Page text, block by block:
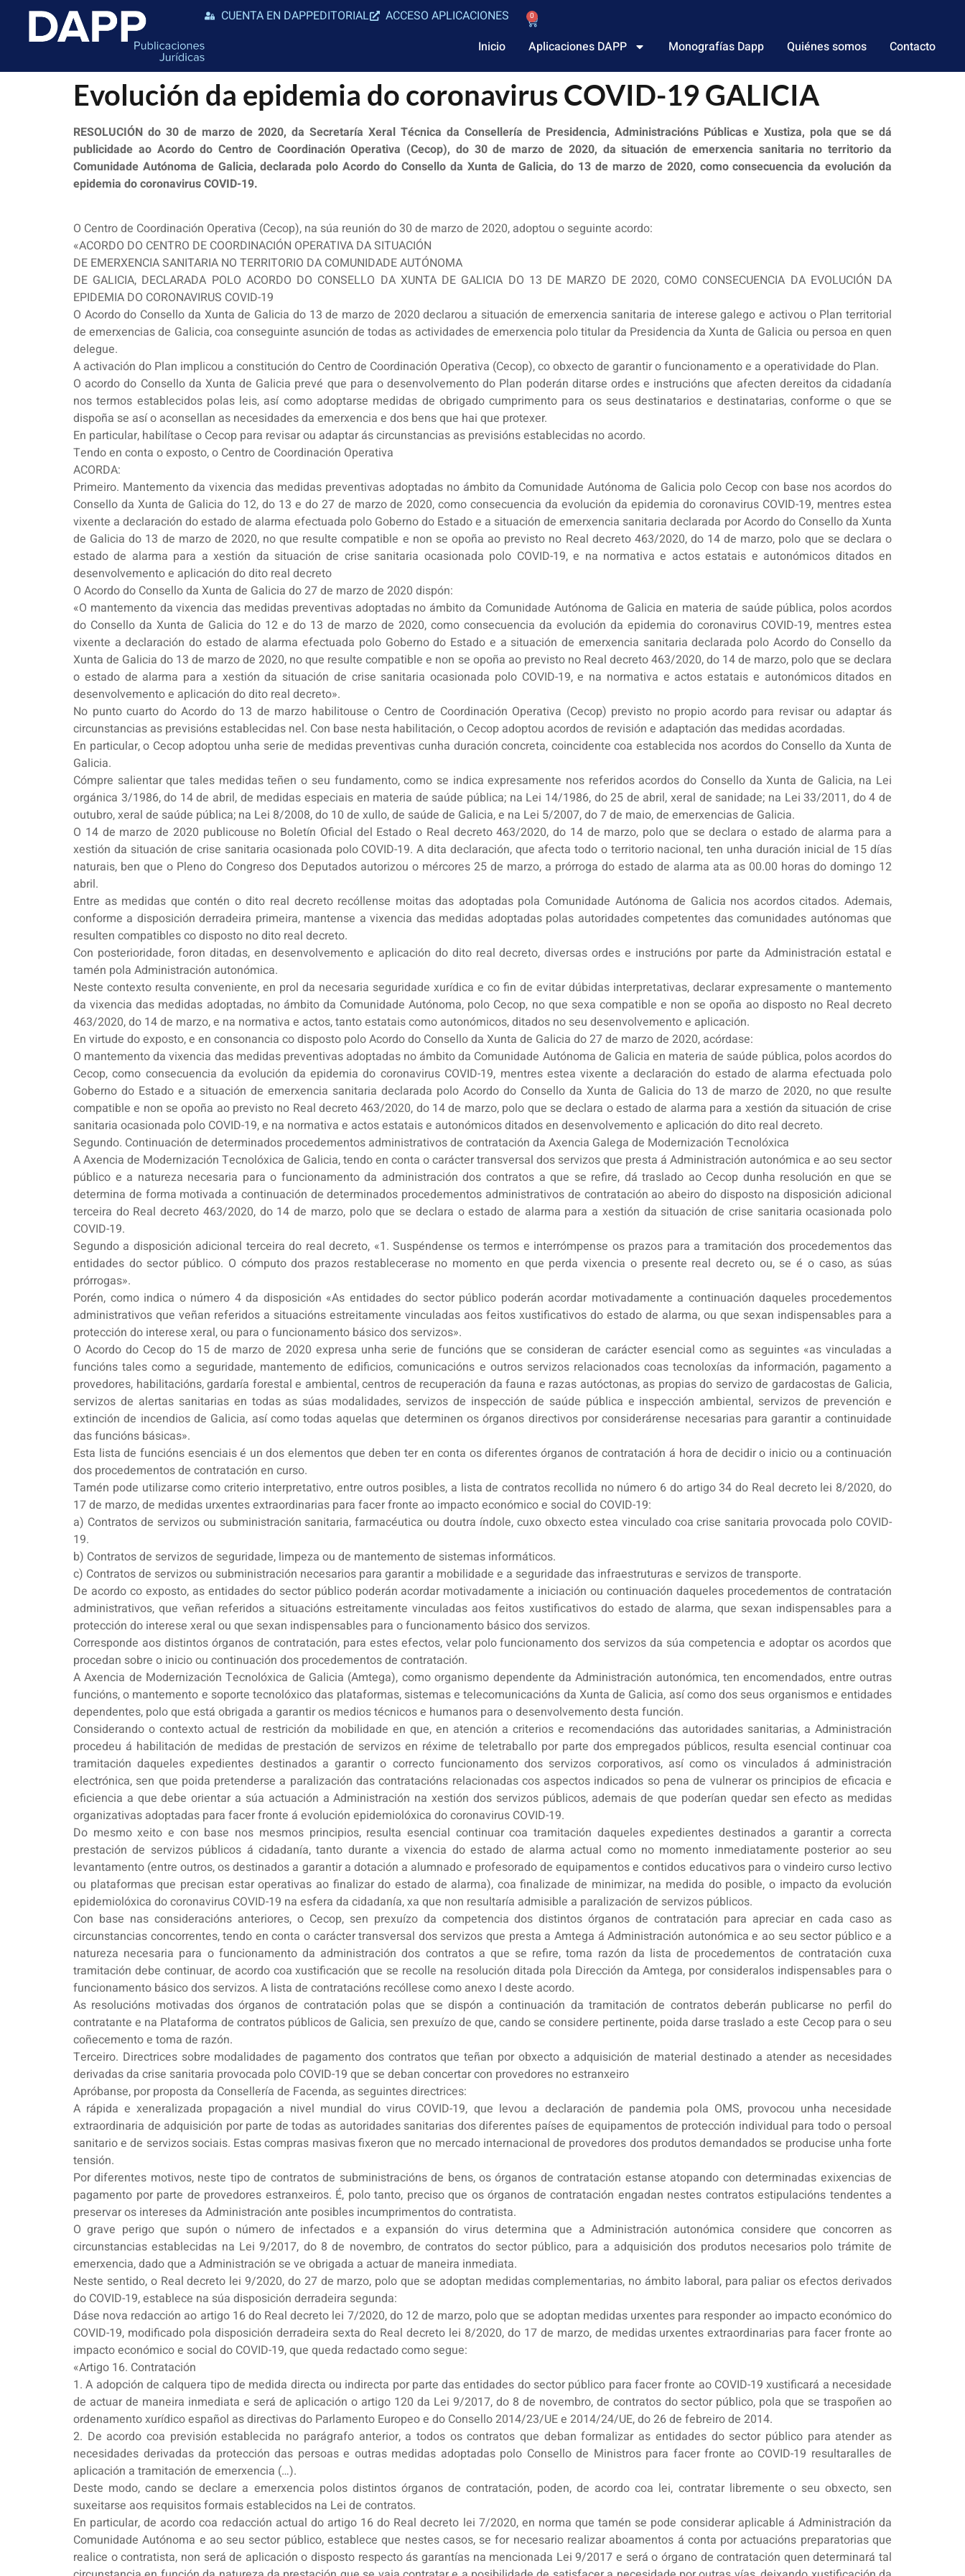
CUENTA EN DAPPEDITORIAL ACCESO APLICACIONES 0
Inicio Aplicaciones DAPP Monografías Dapp Quiénes somos Contacto
Evolución da epidemia do coronavirus COVID-19 GALICIA
RESOLUCIÓN do 30 de marzo de 2020, da Secretaría Xeral Técnica da Consellería de Presidencia, Administracións Públicas e Xustiza, pola que se dá
publicidade ao Acordo do Centro de Coordinación Operativa (Cecop), do 30 de marzo de 2020, da situación de emerxencia sanitaria no territorio da
Comunidade Autónoma de Galicia, declarada polo Acordo do Consello da Xunta de Galicia, do 13 de marzo de 2020, como consecuencia da evolución da
epidemia do coronavirus COVID-19.
O Centro de Coordinación Operativa (Cecop), na súa reunión do 30 de marzo de 2020, adoptou o seguinte acordo:
«ACORDO DO CENTRO DE COORDINACIÓN OPERATIVA DA SITUACIÓN
DE EMERXENCIA SANITARIA NO TERRITORIO DA COMUNIDADE AUTÓNOMA
DE GALICIA, DECLARADA POLO ACORDO DO CONSELLO DA XUNTA DE GALICIA DO 13 DE MARZO DE 2020, COMO CONSECUENCIA DA EVOLUCIÓN DA
EPIDEMIA DO CORONAVIRUS COVID-19
O Acordo do Consello da Xunta de Galicia do 13 de marzo de 2020 declarou a situación de emerxencia sanitaria de interese galego e activou o Plan territorial
de emerxencias de Galicia, coa conseguinte asunción de todas as actividades de emerxencia polo titular da Presidencia da Xunta de Galicia ou persoa en quen
delegue.
A activación do Plan implicou a constitución do Centro de Coordinación Operativa (Cecop), co obxecto de garantir o funcionamento e a operatividade do Plan.
O acordo do Consello da Xunta de Galicia prevé que para o desenvolvemento do Plan poderán ditarse ordes e instrucións que afecten dereitos da cidadanía
nos termos establecidos polas leis, así como adoptarse medidas de obrigado cumprimento para os seus destinatarios e destinatarias, conforme o que se
dispoña se así o aconsellan as necesidades da emerxencia e dos bens que hai que protexer.
En particular, habilítase o Cecop para revisar ou adaptar ás circunstancias as previsións establecidas no acordo.
Tendo en conta o exposto, o Centro de Coordinación Operativa
ACORDA:
Primeiro. Mantemento da vixencia das medidas preventivas adoptadas no ámbito da Comunidade Autónoma de Galicia polo Cecop con base nos acordos do
Consello da Xunta de Galicia do 12, do 13 e do 27 de marzo de 2020, como consecuencia da evolución da epidemia do coronavirus COVID-19, mentres estea
vixente a declaración do estado de alarma efectuada polo Goberno do Estado e a situación de emerxencia sanitaria declarada por Acordo do Consello da Xunta
de Galicia do 13 de marzo de 2020, no que resulte compatible e non se opoña ao previsto no Real decreto 463/2020, do 14 de marzo, polo que se declara o
estado de alarma para a xestión da situación de crise sanitaria ocasionada polo COVID-19, e na normativa e actos estatais e autonómicos ditados en
desenvolvemento e aplicación do dito real decreto
O Acordo do Consello da Xunta de Galicia do 27 de marzo de 2020 dispón:
«O mantemento da vixencia das medidas preventivas adoptadas no ámbito da Comunidade Autónoma de Galicia en materia de saúde pública, polos acordos
do Consello da Xunta de Galicia do 12 e do 13 de marzo de 2020, como consecuencia da evolución da epidemia do coronavirus COVID-19, mentres estea
vixente a declaración do estado de alarma efectuada polo Goberno do Estado e a situación de emerxencia sanitaria declarada polo Acordo do Consello da
Xunta de Galicia do 13 de marzo de 2020, no que resulte compatible e non se opoña ao previsto no Real decreto 463/2020, do 14 de marzo, polo que se declara
o estado de alarma para a xestión da situación de crise sanitaria ocasionada polo COVID-19, e na normativa e actos estatais e autonómicos ditados en
desenvolvemento e aplicación do dito real decreto».
No punto cuarto do Acordo do 13 de marzo habilitouse o Centro de Coordinación Operativa (Cecop) previsto no propio acordo para revisar ou adaptar ás
circunstancias as previsións establecidas nel. Con base nesta habilitación, o Cecop adoptou acordos de revisión e adaptación das medidas acordadas.
En particular, o Cecop adoptou unha serie de medidas preventivas cunha duración concreta, coincidente coa establecida nos acordos do Consello da Xunta de
Galicia.
Cómpre salientar que tales medidas teñen o seu fundamento, como se indica expresamente nos referidos acordos do Consello da Xunta de Galicia, na Lei
orgánica 3/1986, do 14 de abril, de medidas especiais en materia de saúde pública; na Lei 14/1986, do 25 de abril, xeral de sanidade; na Lei 33/2011, do 4 de
outubro, xeral de saúde pública; na Lei 8/2008, do 10 de xullo, de saúde de Galicia, e na Lei 5/2007, do 7 de maio, de emerxencias de Galicia.
O 14 de marzo de 2020 publicouse no Boletín Oficial del Estado o Real decreto 463/2020, do 14 de marzo, polo que se declara o estado de alarma para a
xestión da situación de crise sanitaria ocasionada polo COVID-19. A dita declaración, que afecta todo o territorio nacional, ten unha duración inicial de 15 días
naturais, ben que o Pleno do Congreso dos Deputados autorizou o mércores 25 de marzo, a prórroga do estado de alarma ata as 00.00 horas do domingo 12
abril.
Entre as medidas que contén o dito real decreto recóllense moitas das adoptadas pola Comunidade Autónoma de Galicia nos acordos citados. Ademais,
conforme a disposición derradeira primeira, mantense a vixencia das medidas adoptadas polas autoridades competentes das comunidades autónomas que
resulten compatibles co disposto no dito real decreto.
Con posterioridade, foron ditadas, en desenvolvemento e aplicación do dito real decreto, diversas ordes e instrucións por parte da Administración estatal e
tamén pola Administración autonómica.
Neste contexto resulta conveniente, en prol da necesaria seguridade xurídica e co fin de evitar dúbidas interpretativas, declarar expresamente o mantemento
da vixencia das medidas adoptadas, no ámbito da Comunidade Autónoma, polo Cecop, no que sexa compatible e non se opoña ao disposto no Real decreto
463/2020, do 14 de marzo, e na normativa e actos, tanto estatais como autonómicos, ditados no seu desenvolvemento e aplicación.
En virtude do exposto, e en consonancia co disposto polo Acordo do Consello da Xunta de Galicia do 27 de marzo de 2020, acórdase:
O mantemento da vixencia das medidas preventivas adoptadas no ámbito da Comunidade Autónoma de Galicia en materia de saúde pública, polos acordos do
Cecop, como consecuencia da evolución da epidemia do coronavirus COVID-19, mentres estea vixente a declaración do estado de alarma efectuada polo
Goberno do Estado e a situación de emerxencia sanitaria declarada polo Acordo do Consello da Xunta de Galicia do 13 de marzo de 2020, no que resulte
compatible e non se opoña ao previsto no Real decreto 463/2020, do 14 de marzo, polo que se declara o estado de alarma para a xestión da situación de crise
sanitaria ocasionada polo COVID-19, e na normativa e actos estatais e autonómicos ditados en desenvolvemento e aplicación do dito real decreto.
Segundo. Continuación de determinados procedementos administrativos de contratación da Axencia Galega de Modernización Tecnolóxica
A Axencia de Modernización Tecnolóxica de Galicia, tendo en conta o carácter transversal dos servizos que presta á Administración autonómica e ao seu sector
público e a natureza necesaria para o funcionamento da administración dos contratos a que se refire, dá traslado ao Cecop dunha resolución en que se
determina de forma motivada a continuación de determinados procedementos administrativos de contratación ao abeiro do disposto na disposición adicional
terceira do Real decreto 463/2020, do 14 de marzo, polo que se declara o estado de alarma para a xestión da situación de crise sanitaria ocasionada polo
COVID-19.
Segundo a disposición adicional terceira do real decreto, «1. Suspéndense os termos e interrómpense os prazos para a tramitación dos procedementos das
entidades do sector público. O cómputo dos prazos restablecerase no momento en que perda vixencia o presente real decreto ou, se é o caso, as súas
prórrogas».
Porén, como indica o número 4 da disposición «As entidades do sector público poderán acordar motivadamente a continuación daqueles procedementos
administrativos que veñan referidos a situacións estreitamente vinculadas aos feitos xustificativos do estado de alarma, ou que sexan indispensables para a
protección do interese xeral, ou para o funcionamento básico dos servizos».
O Acordo do Cecop do 15 de marzo de 2020 expresa unha serie de funcións que se consideran de carácter esencial como as seguintes «as vinculadas a
funcións tales como a seguridade, mantemento de edificios, comunicacións e outros servizos relacionados coas tecnoloxías da información, pagamento a
provedores, habilitacións, gardaría forestal e ambiental, centros de recuperación da fauna e razas autóctonas, as propias do servizo de gardacostas de Galicia,
servizos de alertas sanitarias en todas as súas modalidades, servizos de inspección de saúde pública e inspección ambiental, servizos de prevención e
extinción de incendios de Galicia, así como todas aquelas que determinen os órganos directivos por considerárense necesarias para garantir a continuidade
das funcións básicas».
Esta lista de funcións esenciais é un dos elementos que deben ter en conta os diferentes órganos de contratación á hora de decidir o inicio ou a continuación
dos procedementos de contratación en curso.
Tamén pode utilizarse como criterio interpretativo, entre outros posibles, a lista de contratos recollida no número 6 do artigo 34 do Real decreto lei 8/2020, do
17 de marzo, de medidas urxentes extraordinarias para facer fronte ao impacto económico e social do COVID-19:
a) Contratos de servizos ou subministración sanitaria, farmacéutica ou doutra índole, cuxo obxecto estea vinculado coa crise sanitaria provocada polo COVID-
19.
b) Contratos de servizos de seguridade, limpeza ou de mantemento de sistemas informáticos.
c) Contratos de servizos ou subministración necesarios para garantir a mobilidade e a seguridade das infraestruturas e servizos de transporte.
De acordo co exposto, as entidades do sector público poderán acordar motivadamente a iniciación ou continuación daqueles procedementos de contratación
administrativos, que veñan referidos a situacións estreitamente vinculadas aos feitos xustificativos do estado de alarma, que sexan indispensables para a
protección do interese xeral ou que sexan indispensables para o funcionamento básico dos servizos.
Corresponde aos distintos órganos de contratación, para estes efectos, velar polo funcionamento dos servizos da súa competencia e adoptar os acordos que
procedan sobre o inicio ou continuación dos procedementos de contratación.
A Axencia de Modernización Tecnolóxica de Galicia (Amtega), como organismo dependente da Administración autonómica, ten encomendados, entre outras
funcións, o mantemento e soporte tecnolóxico das plataformas, sistemas e telecomunicacións da Xunta de Galicia, así como dos seus organismos e entidades
dependentes, polo que está obrigada a garantir os medios técnicos e humanos para o desenvolvemento desta función.
Considerando o contexto actual de restrición da mobilidade en que, en atención a criterios e recomendacións das autoridades sanitarias, a Administración
procedeu á habilitación de medidas de prestación de servizos en réxime de teletraballo por parte dos empregados públicos, resulta esencial continuar coa
tramitación daqueles expedientes destinados a garantir o correcto funcionamento dos servizos corporativos, así como os vinculados á administración
electrónica, sen que poida pretenderse a paralización das contratacións relacionadas cos aspectos indicados so pena de vulnerar os principios de eficacia e
eficiencia a que debe orientar a súa actuación a Administración na xestión dos servizos públicos, ademais de que poderían quedar sen efecto as medidas
organizativas adoptadas para facer fronte á evolución epidemiolóxica do coronavirus COVID-19.
Do mesmo xeito e con base nos mesmos principios, resulta esencial continuar coa tramitación daqueles expedientes destinados a garantir a correcta
prestación de servizos públicos á cidadanía, tanto durante a vixencia do estado de alarma actual como no momento inmediatamente posterior ao seu
levantamento (entre outros, os destinados a garantir a dotación a alumnado e profesorado de equipamentos e contidos educativos para o vindeiro curso lectivo
ou plataformas que precisan estar operativas ao finalizar do estado de alarma), coa finalizade de minimizar, na medida do posible, o impacto da evolución
epidemiolóxica do coronavirus COVID-19 na esfera da cidadanía, xa que non resultaría admisible a paralización de servizos públicos.
Con base nas consideracións anteriores, o Cecop, sen prexuízo da competencia dos distintos órganos de contratación para apreciar en cada caso as
circunstancias concorrentes, tendo en conta o carácter transversal dos servizos que presta a Amtega á Administración autonómica e ao seu sector público e a
natureza necesaria para o funcionamento da administración dos contratos a que se refire, toma razón da lista de procedementos de contratación cuxa
tramitación debe continuar, de acordo coa xustificación que se recolle na resolución ditada pola Dirección da Amtega, por consideralos indispensables para o
funcionamento básico dos servizos. A lista de contratacións recóllese como anexo I deste acordo.
As resolucións motivadas dos órganos de contratación polas que se dispón a continuación da tramitación de contratos deberán publicarse no perfil do
contratante e na Plataforma de contratos públicos de Galicia, sen prexuízo de que, cando se considere pertinente, poida darse traslado a este Cecop para o seu
coñecemento e toma de razón.
Terceiro. Directrices sobre modalidades de pagamento dos contratos que teñan por obxecto a adquisición de material destinado a atender as necesidades
derivadas da crise sanitaria provocada polo COVID-19 que se deban concertar con provedores no estranxeiro
Apróbanse, por proposta da Consellería de Facenda, as seguintes directrices:
A rápida e xeneralizada propagación a nivel mundial do virus COVID-19, que levou a declaración de pandemia pola OMS, provocou unha necesidade
extraordinaria de adquisición por parte de todas as autoridades sanitarias dos diferentes países de equipamentos de protección individual para todo o persoal
sanitario e de servizos sociais. Estas compras masivas fixeron que no mercado internacional de provedores dos produtos demandados se producise unha forte
tensión.
Por diferentes motivos, neste tipo de contratos de subministracións de bens, os órganos de contratación estanse atopando con determinadas exixencias de
pagamento por parte de provedores estranxeiros. É, polo tanto, preciso que os órganos de contratación engadan nestes contratos estipulacións tendentes a
preservar os intereses da Administración ante posibles incumprimentos do contratista.
O grave perigo que supón o número de infectados e a expansión do virus determina que a Administración autonómica considere que concorren as
circunstancias establecidas na Lei 9/2017, do 8 de novembro, de contratos do sector público, para a adquisición dos produtos necesarios polo trámite de
emerxencia, dado que a Administración se ve obrigada a actuar de maneira inmediata.
Neste sentido, o Real decreto lei 9/2020, do 27 de marzo, polo que se adoptan medidas complementarias, no ámbito laboral, para paliar os efectos derivados
do COVID-19, establece na súa disposición derradeira segunda:
Dáse nova redacción ao artigo 16 do Real decreto lei 7/2020, do 12 de marzo, polo que se adoptan medidas urxentes para responder ao impacto económico do
COVID-19, modificado pola disposición derradeira sexta do Real decreto lei 8/2020, do 17 de marzo, de medidas urxentes extraordinarias para facer fronte ao
impacto económico e social do COVID-19, que queda redactado como segue:
«Artigo 16. Contratación
1. A adopción de calquera tipo de medida directa ou indirecta por parte das entidades do sector público para facer fronte ao COVID-19 xustificará a necesidade
de actuar de maneira inmediata e será de aplicación o artigo 120 da Lei 9/2017, do 8 de novembro, de contratos do sector público, pola que se traspoñen ao
ordenamento xurídico español as directivas do Parlamento Europeo e do Consello 2014/23/UE e 2014/24/UE, do 26 de febreiro de 2014.
2. De acordo coa previsión establecida no parágrafo anterior, a todos os contratos que deban formalizar as entidades do sector público para atender as
necesidades derivadas da protección das persoas e outras medidas adoptadas polo Consello de Ministros para facer fronte ao COVID-19 resultaralles de
aplicación a tramitación de emerxencia (…).
Deste modo, cando se declare a emerxencia polos distintos órganos de contratación, poden, de acordo coa lei, contratar libremente o seu obxecto, sen
suxeitarse aos requisitos formais establecidos na Lei de contratos.
En particular, de acordo coa redacción actual do artigo 16 do Real decreto lei 7/2020, en norma que tamén se pode considerar aplicable á Administración da
Comunidade Autónoma e ao seu sector público, establece que nestes casos, se for necesario realizar aboamentos á conta por actuacións preparatorias que
realice o contratista, non será de aplicación o disposto respecto ás garantías na mencionada Lei 9/2017 e será o órgano de contratación quen determinará tal